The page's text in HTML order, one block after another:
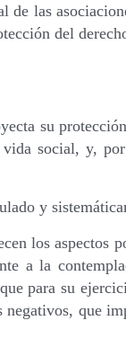
las
del
su
social, y,
y
los
a la
para su
que